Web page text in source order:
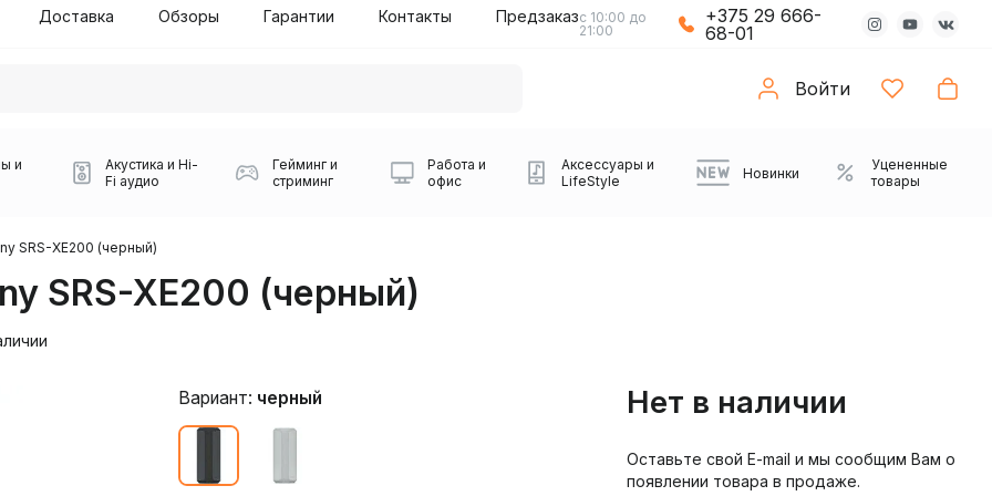
2-й этаж, 10
Доставка Обзоры Гарантии Контакты Предзаказс 10:00 до
21:00
+375 29 666-
68-01
Войти
Плееры Аудиоинтерфейсы
и
Виниловые
проигрыватели
Звуковые карты
Акустика и Hi-
Fi аудио
Partybox
Саундбары
Гейминг и
стриминг
Компьютерные колонки Веб-камеры
Работа и
офис
Коврики с подсветкой Проекторы
Аксессуары и
LifeStyle
Зарядные устройства Транспорт
Новинки
Уцененные
товары
SRS-XE200 (черный)
SRS-XE200 (черный)
Вариант: черный Нет в наличии
Оставьте свой E-mail и мы сообщим Вам о
появлении товара в продаже.